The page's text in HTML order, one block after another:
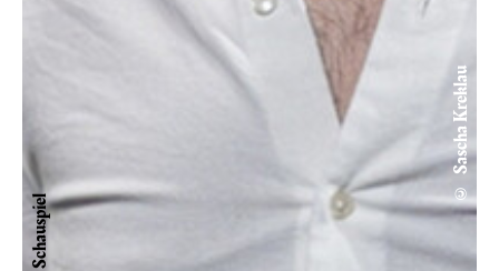
Schauspiel
© Sascha Kreklau